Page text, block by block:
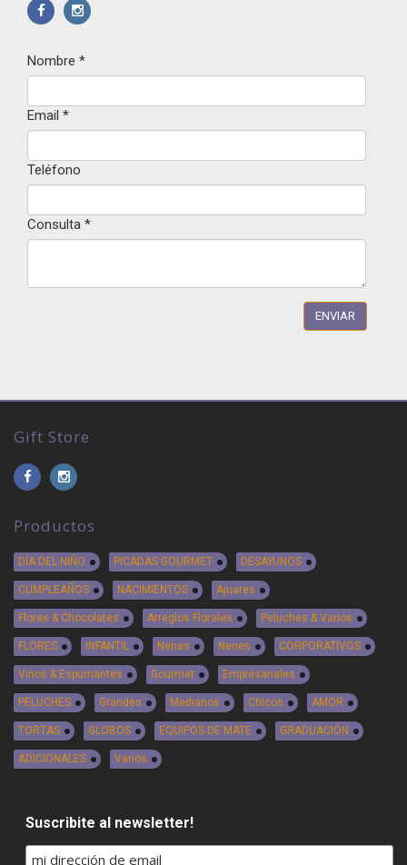
Nombre *
Email *
Teléfono
Consulta *
Gift Store
Productos
DÍA DEL NIÑO PICADAS GOURMET DESAYUNOS
CUMPLEAÑOS NACIMIENTOS Ajuares
Flores & Chocolates Arreglos Florales Peluches & Varios
FLORES INFANTIL Nenas Nenes CORPORATIVOS
Vinos & Espumantes Gourmet Empresariales
PELUCHES Grandes Medianos Chicos AMOR
TORTAS GLOBOS EQUIPOS DE MATE GRADUACIÓN
ADICIONALES Varios
Suscribite al newsletter!